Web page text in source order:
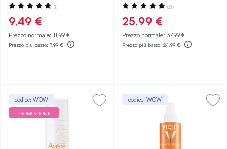
Valutazione:
100%
(1)
9,49 €
Prezzo normale: 11,99 €
Prezzo più basso: 7,99 €
Valutazione:
99%
(21)
25,99 €
Prezzo normale: 37,99 €
Prezzo più basso: 24,99 €
codice: WOW
PROMOZIONE
codice: WOW